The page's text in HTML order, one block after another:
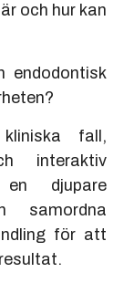
och hur kan
endodontisk
fall,
interaktiv
djupare
för att